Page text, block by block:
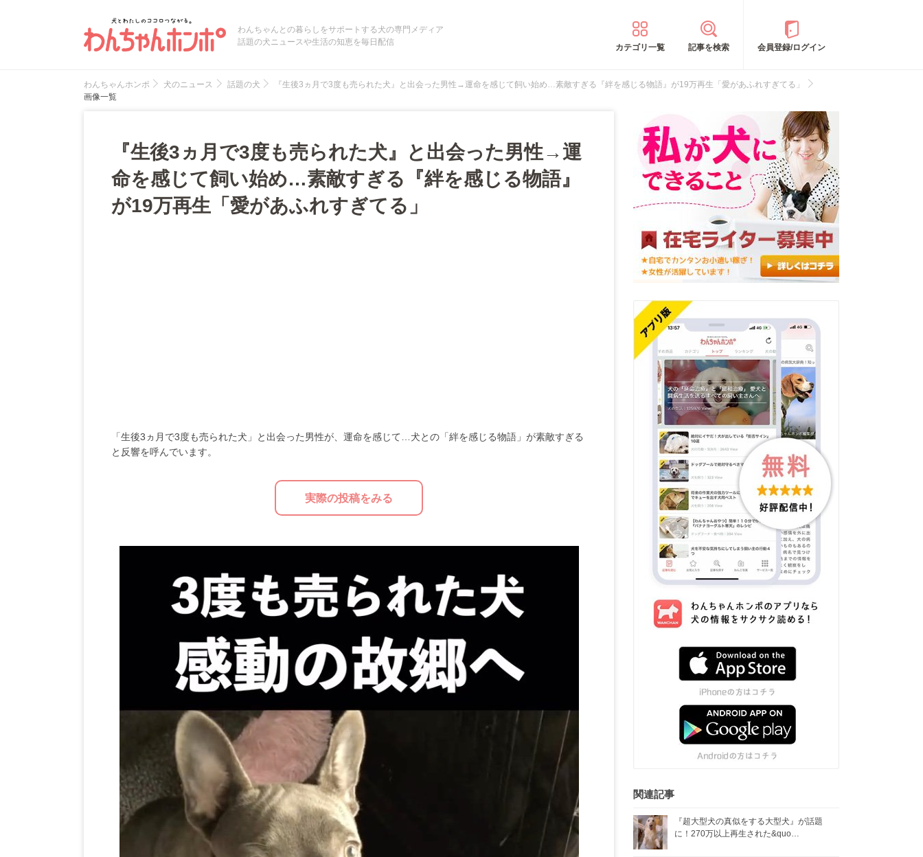
わんちゃんとの暮らしをサポートする犬の専門メディア
話題の犬ニュースや生活の知恵を毎日配信
カテゴリ一覧 記事を検索 会員登録/ログイン
わんちゃんホンポ 犬のニュース 話題の犬
『生後3ヵ月で3度も売られた犬』と出会った男性→運命を感じて飼い始め…素敵すぎる『絆を感じる物語』が19万再生「愛があふれすぎてる」
画像一覧
『生後3ヵ月で3度も売られた犬』と出会った男性→運
命を感じて飼い始め…素敵すぎる『絆を感じる物語』
が19万再生「愛があふれすぎてる」
「生後3ヵ月で3度も売られた犬」と出会った男性が、運命を感じて…犬との「絆を感じる物語」が素敵すぎる
と反響を呼んでいます。
実際の投稿をみる
関連記事
『超大型犬の真似をする大型犬』が話題
に！270万以上再生された&quo…